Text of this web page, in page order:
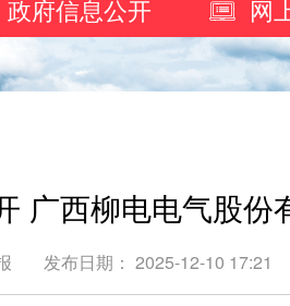
政府信息公开 网
广西柳电电气股
发布日期： 2025-12-10 17:21